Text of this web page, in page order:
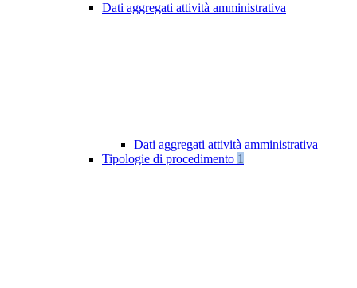
Dati aggregati attività amministrativa
Dati aggregati attività amministrativa
Tipologie di procedimento 1